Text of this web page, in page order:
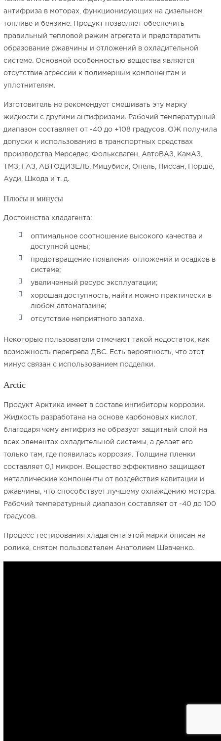
антифриза в моторах, функционирующих на дизельном
топливе и бензине. Продукт позволяет обеспечить
правильный тепловой режим агрегата и предотвратить
образование ржавчины и отложений в охладительной
системе. Основной особенностью вещества является
отсутствие агрессии к полимерным компонентам и
уплотнителям.
Изготовитель не рекомендует смешивать эту марку
жидкости с другими антифризами. Рабочий температурный
диапазон составляет от -40 до +108 градусов. ОЖ получила
допуски к использованию в транспортных средствах
производства Мерседес, Фольксваген, АвтоВАЗ, КамАЗ,
ТМЗ, ГАЗ, АВТОДИЗЕЛЬ, Мицубиси, Опель, Ниссан, Порше,
Ауди, Шкода и т. д.
Плюсы и минусы
Достоинства хладагента:
оптимальное соотношение высокого качества и
доступной цены;
предотвращение появления отложений и осадков в
системе;
увеличенный ресурс эксплуатации;
хорошая доступность, найти можно практически в
любом автомагазине;
отсутствие неприятного запаха.
Некоторые пользователи отмечают такой недостаток, как
возможность перегрева ДВС. Есть вероятность, что этот
минус связан с использованием подделки.
Arctic
Продукт Арктика имеет в составе ингибиторы коррозии.
Жидкость разработана на основе карбоновых кислот,
благодаря чему антифриз не образует защитный слой на
всех элементах охладительной системы, а делает его
только там, где появилась коррозия. Толщина пленки
составляет 0,1 микрон. Вещество эффективно защищает
металлические компоненты от воздействия кавитации и
ржавчины, что способствует лучшему охлаждению мотора.
Рабочий температурный диапазон составляет от -40 до 100
градусов.
Процесс тестирования хладагента этой марки описан на
ролике, снятом пользователем Анатолием Шевченко.